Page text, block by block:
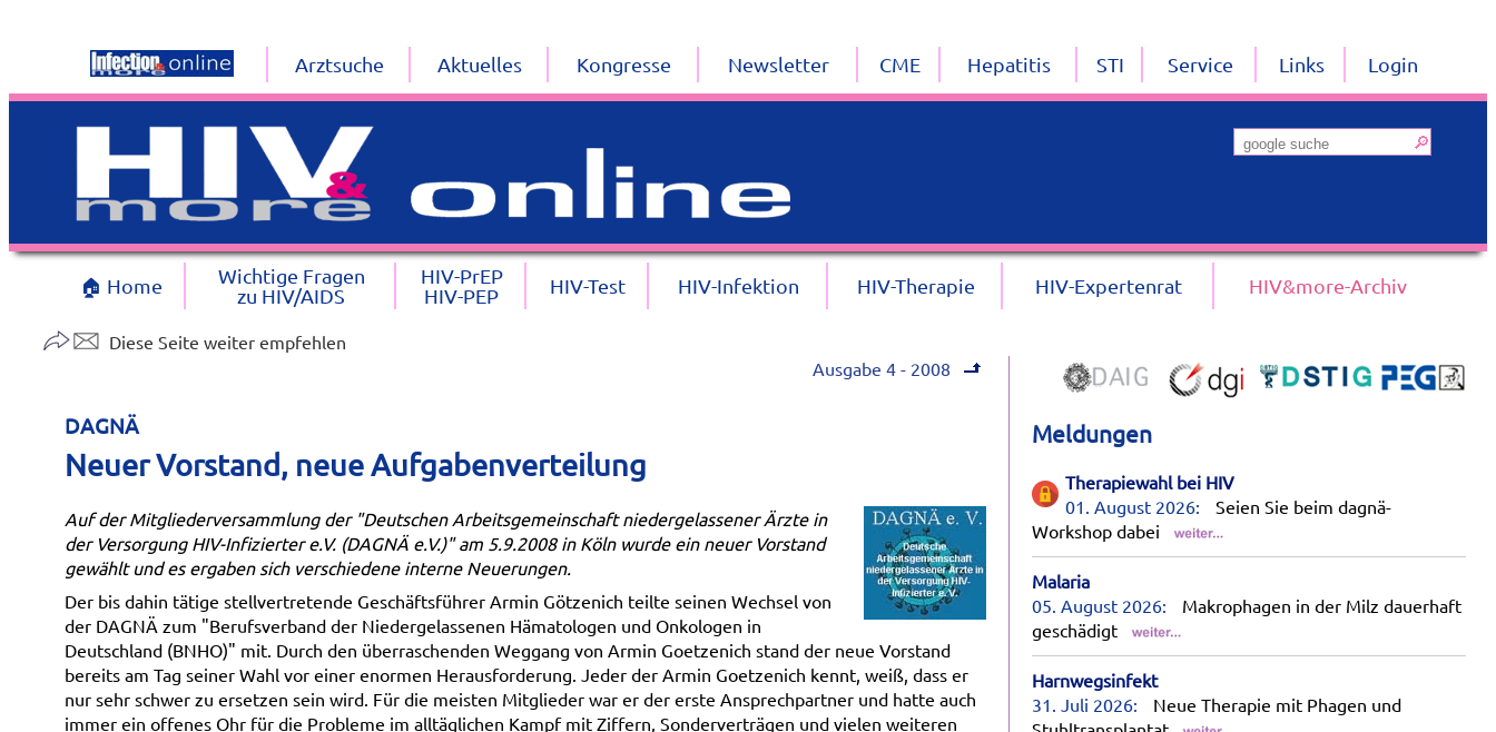
Ausgabe 4 - 2008
DAGNÄ
Neuer Vorstand, neue Aufgabenverteilung
Auf der Mitgliederversammlung der "Deutschen Arbeitsgemeinschaft niedergelassener Ärzte in
der Versorgung HIV-Infizierter e.V. (DAGNÄ e.V.)" am 5.9.2008 in Köln wurde ein neuer Vorstand
gewählt und es ergaben sich verschiedene interne Neuerungen.
Der bis dahin tätige stellvertretende Geschäftsführer Armin Götzenich teilte seinen Wechsel von
der DAGNÄ zum "Berufsverband der Niedergelassenen Hämatologen und Onkologen in
Deutschland (BNHO)" mit. Durch den überraschenden Weggang von Armin Goetzenich stand der neue Vorstand
bereits am Tag seiner Wahl vor einer enormen Herausforderung. Jeder der Armin Goetzenich kennt, weiß, dass er
nur sehr schwer zu ersetzen sein wird. Für die meisten Mitglieder war er der erste Ansprechpartner und hatte auch
immer ein offenes Ohr für die Probleme im alltäglichen Kampf mit Ziffern, Sonderverträgen und vielen weiteren
Meldungen
Therapiewahl bei HIV
01. August 2026:
Seien Sie beim dagnä-
Workshop dabei
Malaria
05. August 2026:
Makrophagen in der Milz dauerhaft
geschädigt
Harnwegsinfekt
31. Juli 2026:
Neue Therapie mit Phagen und
Arztsuche Aktuelles Kongresse Newsletter CME Hepatitis STI Service Links Login
🏠 Home
Wichtige Fragen
zu HIV/AIDS
HIV-PrEP
HIV-PEP
HIV-Test HIV-Infektion HIV-Therapie HIV-Expertenrat HIV&more-Archiv
Diese Seite weiter empfehlen